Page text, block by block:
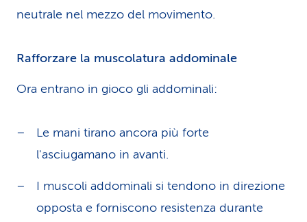
neutrale nel mezzo del movimento.
Rafforzare la muscolatura addominale
Ora entrano in gioco gli addominali:
Le mani tirano ancora più forte
l'asciugamano in avanti.
I muscoli addominali si tendono in direzione
opposta e forniscono resistenza durante